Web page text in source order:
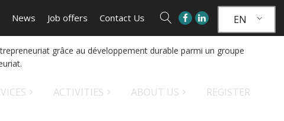
News Job offers Contact Us EN
ACTIVITIES ABOUT US REGISTER
grâce au développement durable parmi un groupe